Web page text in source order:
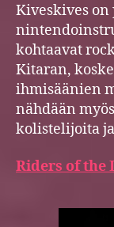
Kiveskives on
kohtaavat
Kitaran,
ihmisäänien
nähdään
kolistelijoita
Riders of the